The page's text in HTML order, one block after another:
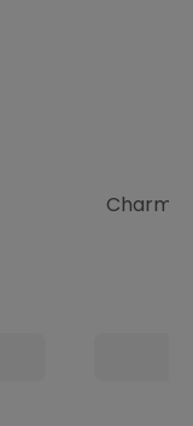
Charms